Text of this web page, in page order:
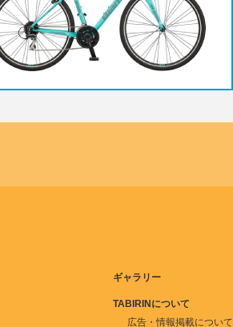
ギャラリー
TABIRINについて
広告・情報掲載について